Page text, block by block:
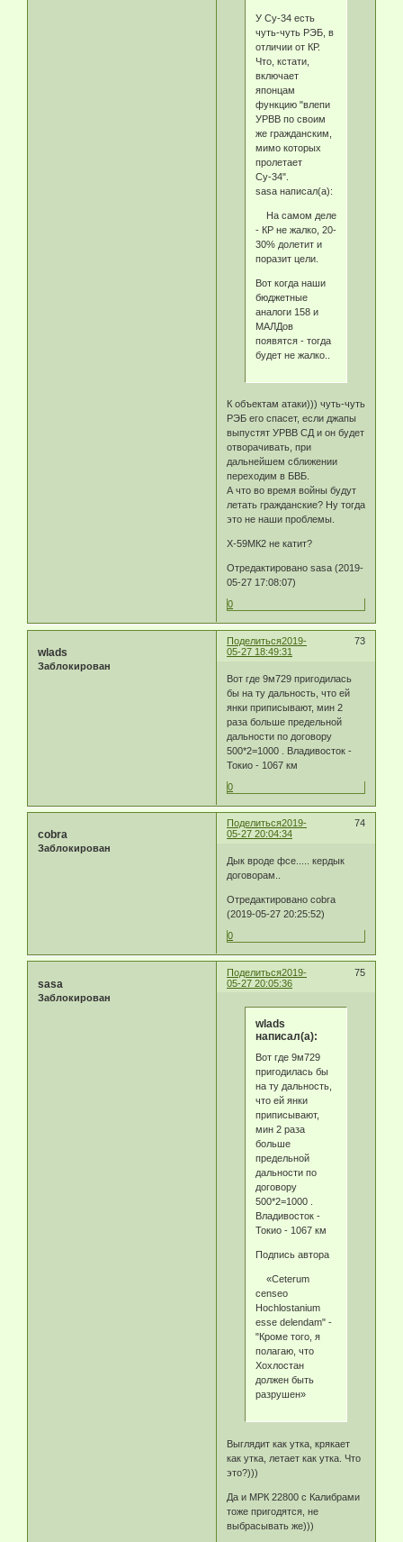
У Су-34 есть
чуть-чуть РЭБ, в
отличии от КР.
Что, кстати,
включает
японцам
функцию "влепи
УРВВ по своим
же гражданским,
мимо которых
пролетает
Су-34".
sasa написал(а):
На самом деле
- КР не жалко, 20-
30% долетит и
поразит цели.
Вот когда наши
бюджетные
аналоги 158 и
МАЛДов
появятся - тогда
будет не жалко..
К объектам атаки))) чуть-чуть
РЭБ его спасет, если джапы
выпустят УРВВ СД и он будет
отворачивать, при
дальнейшем сближении
переходим в БВБ.
А что во время войны будут
летать гражданские? Ну тогда
это не наши проблемы.
Х-59МК2 не катит?
Отредактировано sasa (2019-
05-27 17:08:07)
0
Поделиться 73
2019-
05-27 18:49:31
wlads
Заблокирован
Вот где 9м729 пригодилась
бы на ту дальность, что ей
янки приписывают, мин 2
раза больше предельной
дальности по договору
500*2=1000 . Владивосток -
Токио - 1067 км
0
Поделиться 74
2019-
05-27 20:04:34
cobra
Заблокирован
Дык вроде фсе..... кердык
договорам..
Отредактировано cobra
(2019-05-27 20:25:52)
0
Поделиться 75
2019-
05-27 20:05:36
sasa
Заблокирован
wlads
написал(а):
Вот где 9м729
пригодилась бы
на ту дальность,
что ей янки
приписывают,
мин 2 раза
больше
предельной
дальности по
договору
500*2=1000 .
Владивосток -
Токио - 1067 км
Подпись автора
«Ceterum
censeo
Hochlostanium
esse delendam" -
"Кроме того, я
полагаю, что
Хохлостан
должен быть
разрушен»
Выглядит как утка, крякает
как утка, летает как утка. Что
это?)))
Да и МРК 22800 с Калибрами
тоже пригодятся, не
выбрасывать же)))